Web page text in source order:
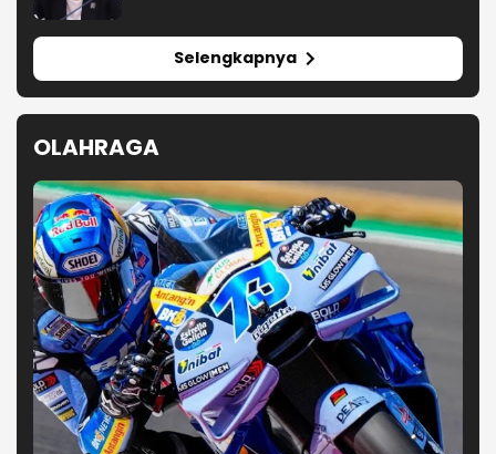
Selengkapnya
OLAHRAGA